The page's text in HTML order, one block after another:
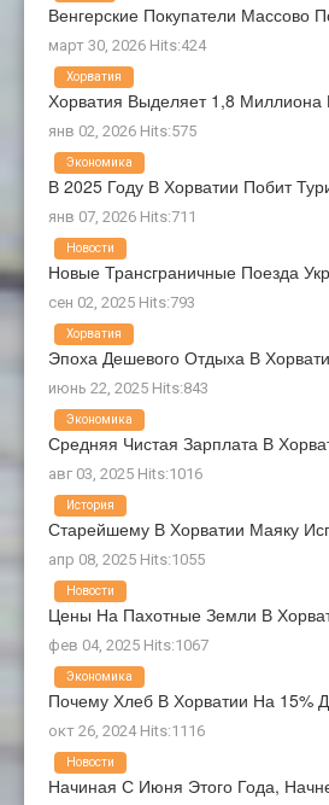
Венгерские Покупатели
март 30, 2026 Hits:424
Хорватия Выделяет 1,8
янв 02, 2026 Hits:575
Хорватия
В 2025 Году В Хорватии Побит
янв 07, 2026 Hits:711
Экономика
Новые Трансграничные Поезда
сен 02, 2025 Hits:793
Новости
Эпоха Дешевого Отдыха В
июнь 22, 2025 Hits:843
Хорватия
Средняя Чистая Зарплата В
авг 03, 2025 Hits:1016
Экономика
Старейшему В Хорватии Маяку
апр 08, 2025 Hits:1055
История
Цены На Пахотные Земли В
фев 04, 2025 Hits:1067
Новости
Почему Хлеб В Хорватии На 15%
окт 26, 2024 Hits:1116
Экономика
Начиная С Июня Этого Года,
Новости